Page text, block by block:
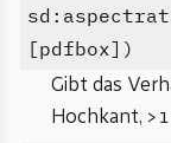
[pdfbox])
Gibt das
Hochkant, >